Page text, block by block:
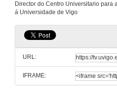
Director do Centro Universitario para
á Universidade de Vigo
URL:
IFRAME: